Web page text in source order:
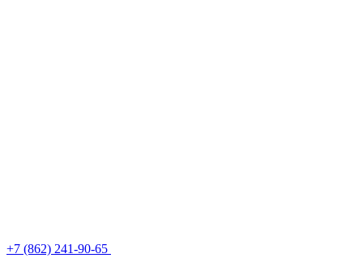
+7 (862) 241-90-65